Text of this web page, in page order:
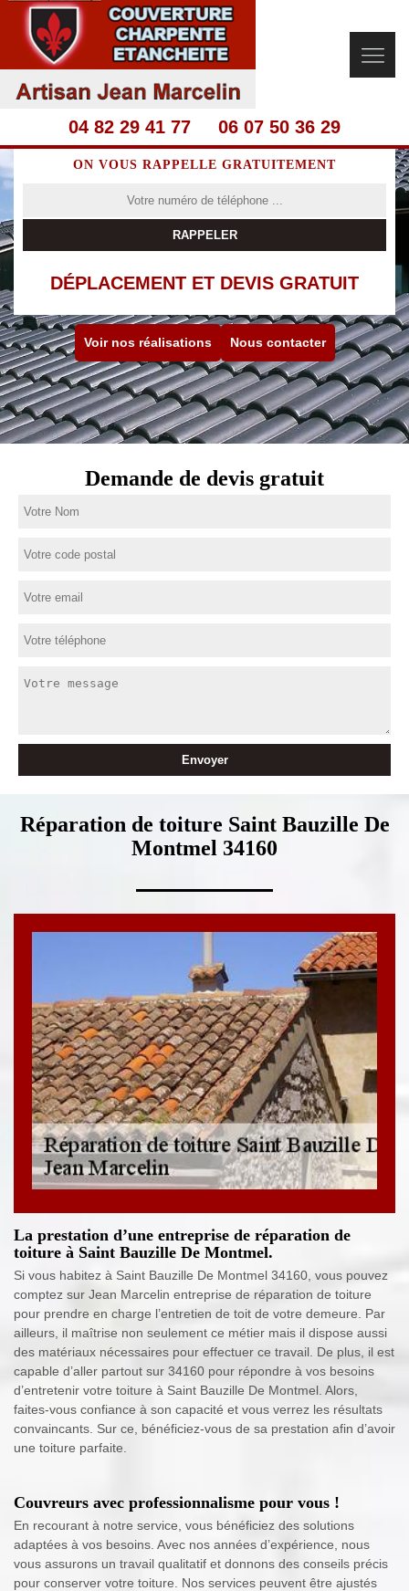
04 82 29 41 77 06 07 50 36 29
ON VOUS RAPPELLE GRATUITEMENT
DÉPLACEMENT ET DEVIS GRATUIT
Voir nos réalisations Nous contacter
Demande de devis gratuit
Réparation de toiture Saint Bauzille De
Montmel 34160
La prestation d’une entreprise de réparation de
toiture à Saint Bauzille De Montmel.
Si vous habitez à Saint Bauzille De Montmel 34160, vous pouvez
comptez sur Jean Marcelin entreprise de réparation de toiture
pour prendre en charge l’entretien de toit de votre demeure. Par
ailleurs, il maîtrise non seulement ce métier mais il dispose aussi
des matériaux nécessaires pour effectuer ce travail. De plus, il est
capable d’aller partout sur 34160 pour répondre à vos besoins
d’entretenir votre toiture à Saint Bauzille De Montmel. Alors,
faites-vous confiance à son capacité et vous verrez les résultats
convaincants. Sur ce, bénéficiez-vous de sa prestation afin d’avoir
une toiture parfaite.
Couvreurs avec professionnalisme pour vous !
En recourant à notre service, vous bénéficiez des solutions
adaptées à vos besoins. Avec nos années d’expérience, nous
vous assurons un travail qualitatif et donnons des conseils précis
pour conserver votre toiture. Nos services peuvent être ajustés